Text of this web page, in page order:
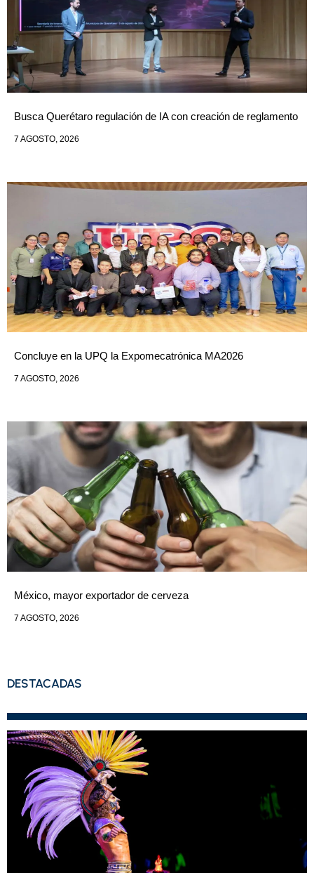
Busca Querétaro regulación de IA con creación de reglamento
7 AGOSTO, 2026
Concluye en la UPQ la Expomecatrónica MA2026
7 AGOSTO, 2026
México, mayor exportador de cerveza
7 AGOSTO, 2026
DESTACADAS